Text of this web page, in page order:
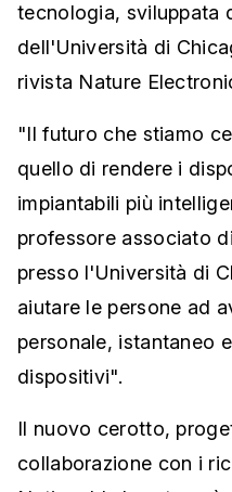
tecnologia, sviluppata
dell'Università di
rivista Nature
"Il futuro che stiamo
quello di rendere i
impiantabili più
professore associato
presso l'Università di
aiutare le persone ad
personale, istantaneo
dispositivi".
Il nuovo cerotto,
collaborazione con i